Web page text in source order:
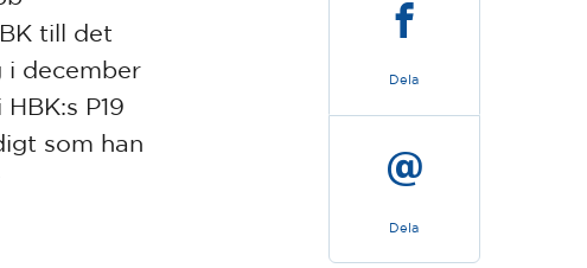
Dela
Dela
till det
i december
P19
som han